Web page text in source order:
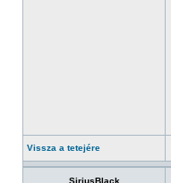
Vissza a tetejére
SiriusBlack